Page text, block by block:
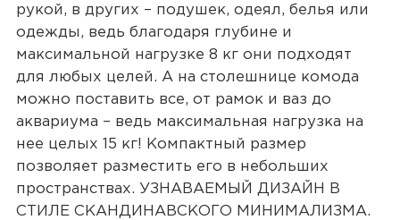
рукой, в других – подушек, одеял, белья или
одежды, ведь благодаря глубине и
максимальной нагрузке 8 кг они подходят
для любых целей. А на столешнице комода
можно поставить все, от рамок и ваз до
аквариума – ведь максимальная нагрузка на
нее целых 15 кг! Компактный размер
позволяет разместить его в небольших
пространствах. УЗНАВАЕМЫЙ ДИЗАЙН В
СТИЛЕ СКАНДИНАВСКОГО МИНИМАЛИЗМА.